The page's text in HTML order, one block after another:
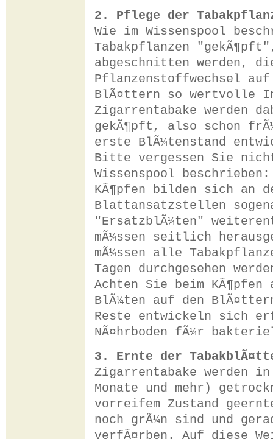
2. Pflege der
Wie im Wissenspool
Tabakpflanzen
abgeschnitten werden,
Pflanzenstoffwechsel
BlÃ¤ttern so wertvolle
Zigarrentabake werden
gekÃ¶pft, also schon
erste BlÃ¼tenstand
Bitte vergessen Sie
Wissenspool beschrieben:
KÃ¶pfen bilden sich an
Blattansatzstellen
"ErsatzblÃ¼ten"
mÃ¼ssen seitlich
mÃ¼ssen alle
Tagen durchgesehen
Achten Sie beim
BlÃ¼ten auf den
Reste entwickeln sich
NÃ¤hrboden fÃ¼r
3. Ernte der
Zigarrentabake werden
Monate und mehr)
vorreifem Zustand
noch grÃ¼n sind und
verfÃ¤rben. Auf diese